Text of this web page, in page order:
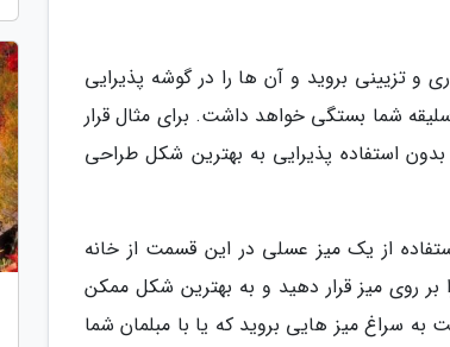
و تزیینی بروید و آن ها را در گوشه پذیرایی
شما بستگی خواهد داشت. برای مثال قرار
استفاده پذیرایی به بهترین شکل طراحی
از یک میز عسلی در این قسمت از خانه
بر روی میز قرار دهید و به بهترین شکل ممکن
به سراغ میز هایی بروید که یا با مبلمان شما